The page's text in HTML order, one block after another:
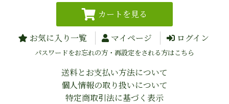
お気に入り一覧 マイページ ログイン
パスワードをお忘れの方・再設定をされる方はこちら
送料とお支払い方法について
個人情報の取り扱いについて
特定商取引法に基づく表示